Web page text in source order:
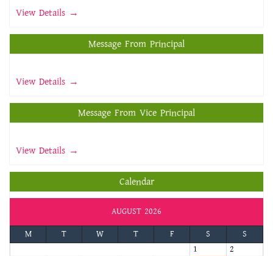
View Details →
Message From Principal
View Details →
Message From Vice Principal
View Details →
Calendar
AUGUST 2026
M
T W T F S
S
1
2